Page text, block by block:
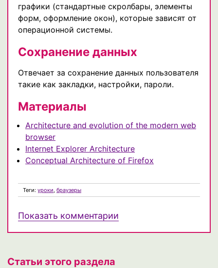
графики (стандартные скролбары, элементы
форм, оформление окон), которые зависят от
операционной системы.
Сохранение данных
Отвечает за сохранение данных пользователя
такие как закладки, настройки, пароли.
Материалы
Architecture and evolution of the modern web
browser
Internet Explorer Architecture
Conceptual Architecture of Firefox
Теги: уроки браузеры
Показать комментарии
Статьи этого раздела